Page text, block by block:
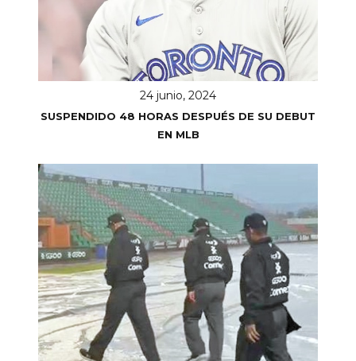
24 junio, 2024
SUSPENDIDO 48 HORAS DESPUÉS DE SU DEBUT
EN MLB